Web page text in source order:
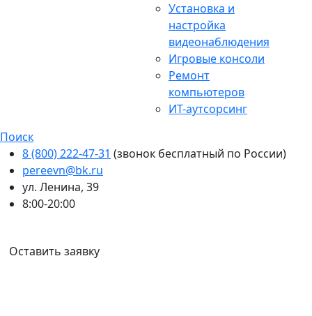
Установка и
настройка
видеонаблюдения
Игровые консоли
Ремонт
компьютеров
ИТ-аутсорсинг
Поиск
8 (800) 222-47-31 (звонок бесплатный по России)
pereevn@bk.ru
ул. Ленина, 39
8:00-20:00
Оставить заявку